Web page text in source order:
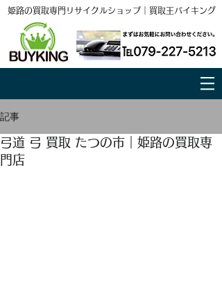
姫路の買取専門リサイクルショップ｜買取王バイキング
記事
弓道 弓 買取 たつの市｜姫路の買取専
門店